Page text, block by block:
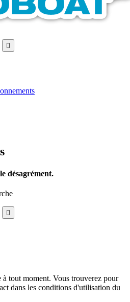

désagrément.

tout moment. Vous trouverez pour
dans les conditions d'utilisation du